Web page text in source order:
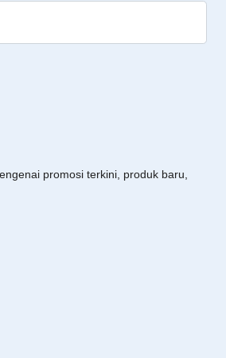
promosi terkini, produk baru,